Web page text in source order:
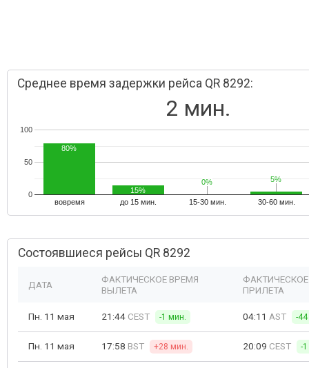
Среднее время задержки рейса QR 8292:
2 мин.
вовремя до 15 мин. 15-30 мин. 30-60 мин.
0
50
100
80%
15%
0%
0% 5%
5%
Состоявшиеся рейсы QR 8292
ДАТА
ФАКТИЧЕСКОЕ ВРЕМЯ
ВЫЛЕТА
ПРИЛЕТА
Пн. 11 мая 21:44 CEST -1 мин. 04:11 AST -
Пн. 11 мая 17:58 BST +28 мин. 20:09 CEST -